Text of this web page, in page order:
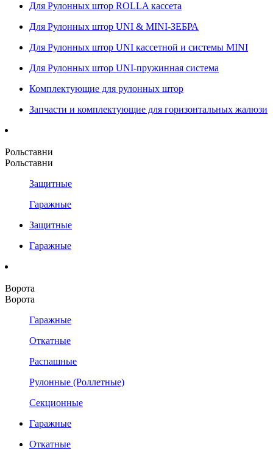
Для Рулонных штор ROLLA кассета
Для Рулонных штор UNI & MINI-ЗЕБРА
Для Рулонных штор UNI кассетной и системы MINI
Для Рулонных штор UNI-пружинная система
Комплектующие для рулонных штор
Запчасти и комплектующие для горизонтальных жалюзи
Рольставни
Рольставни
Защитные
Гаражные
Защитные
Гаражные
Ворота
Ворота
Гаражные
Откатные
Распашные
Рулонные (Роллетные)
Секционные
Гаражные
Откатные